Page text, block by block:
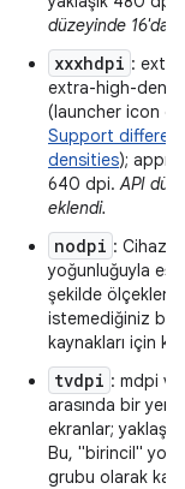
düzeyinde 16'da
xxxhdpi :
extra-high-
(launcher icon
Support
densities);
640 dpi.API
eklendi.
nodpi : Cihaz
yoğunluğuyla
şekilde
istemediğiniz bit
kaynakları için
tvdpi : mdpi
arasında bir
ekranlar;
Bu, "birincil"
grubu olarak